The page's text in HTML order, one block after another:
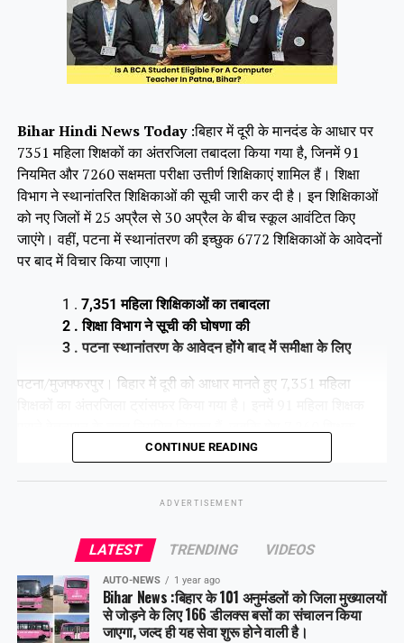
Bihar Hindi News Today :बिहार में दूरी के मानदंड के आधार पर
7351 महिला शिक्षकों का अंतरजिला तबादला किया गया है, जिनमें 91
नियमित और 7260 सक्षमता परीक्षा उत्तीर्ण शिक्षिकाएं शामिल हैं। शिक्षा
विभाग ने स्थानांतरित शिक्षिकाओं की सूची जारी कर दी है। इन शिक्षिकाओं
को नए जिलों में 25 अप्रैल से 30 अप्रैल के बीच स्कूल आवंटित किए
जाएंगे। वहीं, पटना में स्थानांतरण की इच्छुक 6772 शिक्षिकाओं के आवेदनों
पर बाद में विचार किया जाएगा।
1 . 7,351 महिला शिक्षिकाओं का तबादला
2 . शिक्षा विभाग ने सूची की घोषणा की
3 . पटना स्थानांतरण के आवेदन होंगे बाद में समीक्षा के लिए
पटना/मुजफ्फरपुर। बिहार में दूरी को आधार मानते हुए 7,351 महिला
सक्षमता परीक्षा उत्तीर्ण विशिष्ट शिक्षिकाएं हैं।
Facebook X
Like this:
CONTINUE READING
ADVERTISEMENT
LATEST TRENDING VIDEOS
AUTO-NEWS 1 year ago
Bihar News :बिहार के 101 अनुमंडलों को जिला मुख्यालयों
से जोड़ने के लिए 166 डीलक्स बसों का संचालन किया
जाएगा, जल्द ही यह सेवा शुरू होने वाली है।